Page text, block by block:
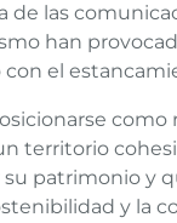
de las
han
el
territorio
su patrimonio y
y la